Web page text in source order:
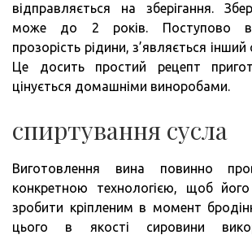
відправляється на зберігання.
може до 2 років. Поступово
прозорість рідини, з’являється
Це досить простий рецепт
цінується домашніми виноробами.
спиртування сусла
Виготовлення вина повинно
конкретною технологією, щоб
зробити кріпленим в момент
цього в якості сировини